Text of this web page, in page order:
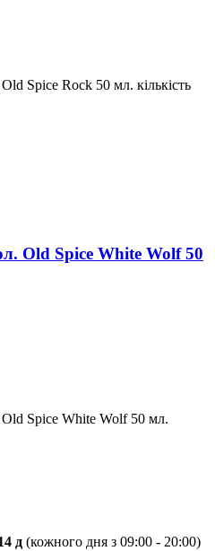
Spice Rock 50 мл. кількість
Old Spice White Wolf 50
Old Spice White Wolf 50 мл.
д (кожного дня з 09:00 - 20:00)